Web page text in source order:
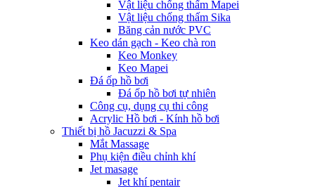
Vật liệu chống thấm Mapei
Vật liệu chống thấm Sika
Băng cản nước PVC
Keo dán gạch - Keo chà ron
Keo Monkey
Keo Mapei
Đá ốp hồ bơi
Đá ốp hồ bơi tự nhiên
Công cụ, dụng cụ thi công
Acrylic Hồ bơi - Kính hồ bơi
Thiết bị hồ Jacuzzi & Spa
Mắt Massage
Phụ kiện điều chỉnh khí
Jet masage
Jet khí pentair